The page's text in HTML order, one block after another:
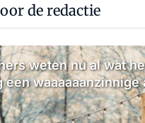
de redactie
weten nu al wat
een waaaaaanzinnige